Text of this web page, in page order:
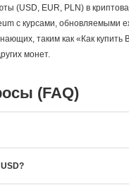
(USD, EUR, PLN) в
с курсами, обновляемыми
таким как «Как купить
монет.
(FAQ)